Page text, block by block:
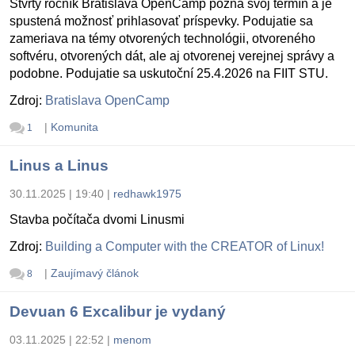
Štvrtý ročník Bratislava OpenCamp pozná svoj termín a je
spustená možnosť prihlasovať príspevky. Podujatie sa
zameriava na témy otvorených technológii, otvoreného
softvéru, otvorených dát, ale aj otvorenej verejnej správy a
podobne. Podujatie sa uskutoční 25.4.2026 na FIIT STU.
Zdroj: Bratislava OpenCamp
1 | Komunita
Linus a Linus
30.11.2025 | 19:40 | redhawk1975
Stavba počítača dvomi Linusmi
Zdroj: Building a Computer with the CREATOR of Linux!
8 | Zaujímavý článok
Devuan 6 Excalibur je vydaný
03.11.2025 | 22:52 | menom